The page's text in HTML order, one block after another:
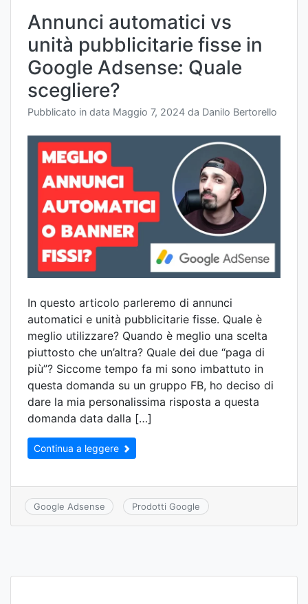
Annunci automatici vs
unità pubblicitarie fisse in
Google Adsense: Quale
scegliere?
Pubblicato in data Maggio 7, 2024 da Danilo Bertorello
In questo articolo parleremo di annunci
automatici e unità pubblicitarie fisse. Quale è
meglio utilizzare? Quando è meglio una scelta
piuttosto che un’altra? Quale dei due “paga di
più”? Siccome tempo fa mi sono imbattuto in
questa domanda su un gruppo FB, ho deciso di
dare la mia personalissima risposta a questa
domanda data dalla […]
Continua a leggere
Google Adsense Prodotti Google